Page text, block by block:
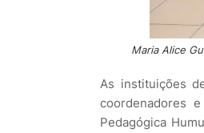
Maria Alice
As instituições
coordenadores
Pedagógica